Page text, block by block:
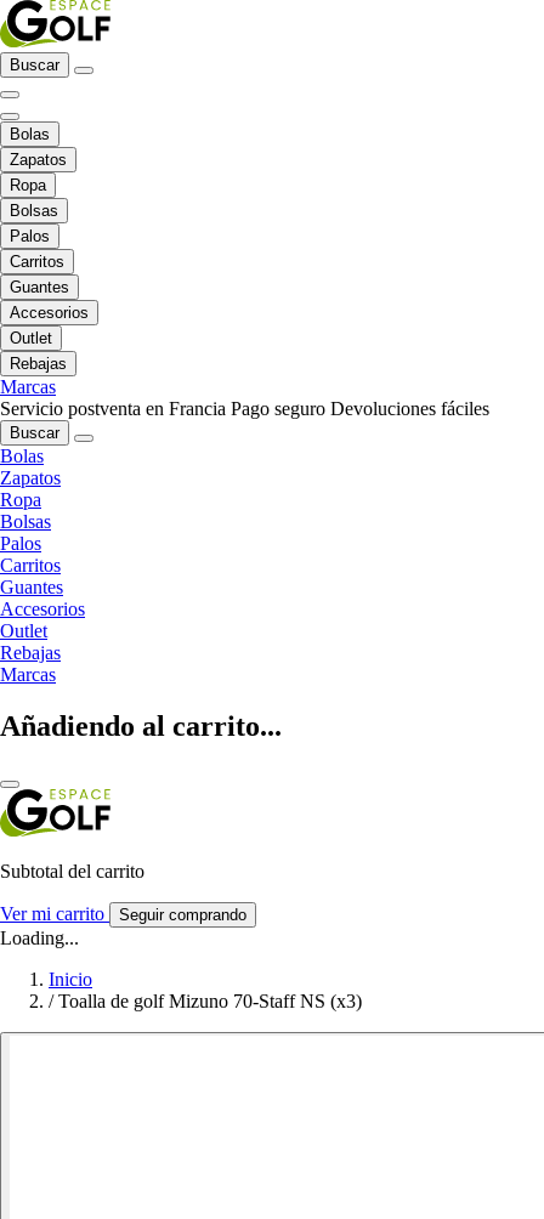
Buscar
Bolas
Zapatos
Ropa
Bolsas
Palos
Carritos
Guantes
Accesorios
Outlet
Rebajas
Marcas
Servicio postventa en Francia Pago seguro Devoluciones fáciles
Buscar
Bolas
Zapatos
Ropa
Bolsas
Palos
Carritos
Guantes
Accesorios
Outlet
Rebajas
Marcas
Añadiendo al carrito...
Subtotal del carrito
Ver mi carrito Seguir comprando
Loading...
Inicio
/ Toalla de golf Mizuno 70-Staff NS (x3)